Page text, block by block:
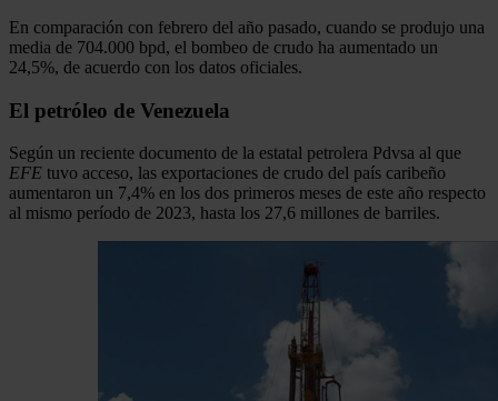
En comparación con febrero del año pasado, cuando se produjo una
media de 704.000 bpd, el bombeo de crudo ha aumentado un
24,5%, de acuerdo con los datos oficiales.
El petróleo de Venezuela
Según un reciente documento de la estatal petrolera Pdvsa al que
EFE tuvo acceso, las exportaciones de crudo del país caribeño
aumentaron un 7,4% en los dos primeros meses de este año respecto
al mismo período de 2023, hasta los 27,6 millones de barriles.